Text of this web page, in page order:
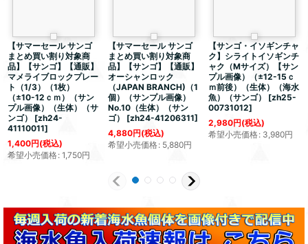
【サマーセール サンゴ
まとめ買い割り対象商
品】【サンゴ】【通販】
マメライブロックプレー
ト（1/3）（1枚）
（±10-12ｃｍ）（サン
プル画像）（生体）（サ
ンゴ）
[zh24-
41110011]
1,400円(税込)
希望小売価格: 1,750円
【サマーセール サンゴ
まとめ買い割り対象商
品】【サンゴ】【通販】
オーシャンロック
（JAPAN BRANCH)（1
個）（サンプル画像）
No.10（生体）（サン
ゴ）
[zh24-41206311]
4,880円(税込)
希望小売価格: 5,880円
【サンゴ・イソギンチャ
ク】シライトイソギンチ
ャク（Mサイズ）【サン
プル画像）（±12-15ｃ
ｍ前後）（生体）（海水
魚）（サンゴ）
[zh25-
00731012]
2,980円(税込)
希望小売価格: 3,980円